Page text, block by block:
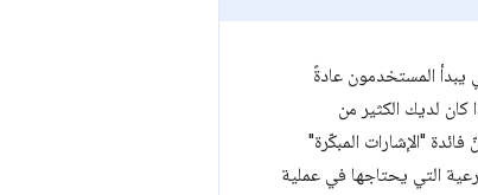
يبدأ المستخدمون عادةً
كان لديك الكثير من
"الإشارات المبكّرة"
التي يحتاجها في عملية